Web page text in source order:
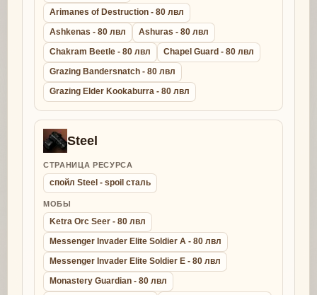
Arimanes of Destruction - 80 лвл
Ashkenas - 80 лвл
Ashuras - 80 лвл
Chakram Beetle - 80 лвл
Chapel Guard - 80 лвл
Grazing Bandersnatch - 80 лвл
Grazing Elder Kookaburra - 80 лвл
Steel
СТРАНИЦА РЕСУРСА
спойл Steel - spoil сталь
МОБЫ
Ketra Orc Seer - 80 лвл
Messenger Invader Elite Soldier A - 80 лвл
Messenger Invader Elite Soldier E - 80 лвл
Monastery Guardian - 80 лвл